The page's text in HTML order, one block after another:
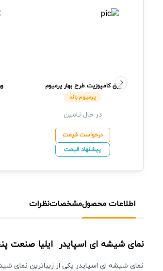
ورق کامپوزیت طرح بهار پرمیوم
پرمیوم باند
در حال تامین
درخواست قیمت
پیشنهاد قیمت
اطلاعات محصولمشخصاتنظرات
نمای شیشه ای اسپایدر ایلیا صنعت
نمای شیشه ای اسپایدر یکی از زیباترین نمای